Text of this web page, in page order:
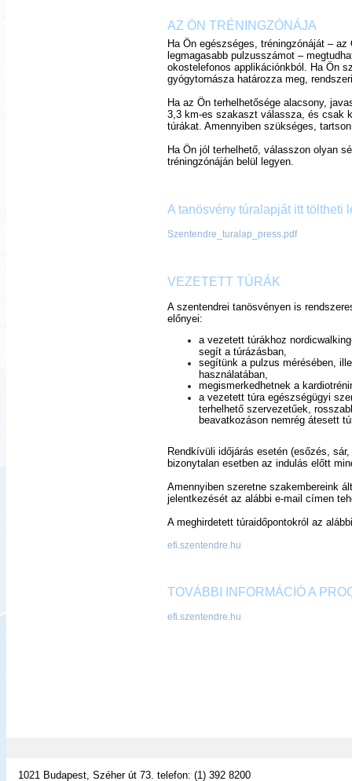
AZ ÖN TRÉNINGZÓNÁJA
Ha Ön egészséges, tréningzónáját –
legmagasabb pulzusszámot –
okostelefonos applikációnkból. Ha Ön
gyógytornásza határozza meg,
Ha az Ön terhelhetősége alacsony,
3,3 km-es szakaszt válassza, és csak
túrákat. Amennyiben szükséges,
Ha Ön jól terhelhető, válasszon olyan
tréningzónáján belül legyen.
A tanösvény túralapját itt töltheti
Szentendre_turalap_press.pdf
VEZETETT TÚRÁK
A szentendrei tanösvényen is
előnyei:
a vezetett túrákhoz
segít a túrázásban,
segítünk a pulzus mérésében,
használatában,
megismerkedhetnek a
a vezetett túra egészségügyi
terhelhető szervezetűek,
beavatkozáson nemrég átesett
Rendkívüli időjárás esetén (esőzés,
bizonytalan esetben az indulás előtt
Amennyiben szeretne szakembereink
jelentkezését az alábbi e-mail címen
A meghirdetett túraidőpontokról az
efi.szentendre.hu
TOVÁBBI INFORMÁCIÓ A
efi.szentendre.hu
1021 Budapest, Széher út 73. telefon: (1) 392 8200